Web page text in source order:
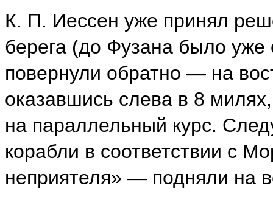
К. П. Иессен уже принял
берега (до Фузана было
повернули обратно — на
оказавшись слева в 8
на параллельный курс.
корабли в соответствии с
неприятеля» — подняли на